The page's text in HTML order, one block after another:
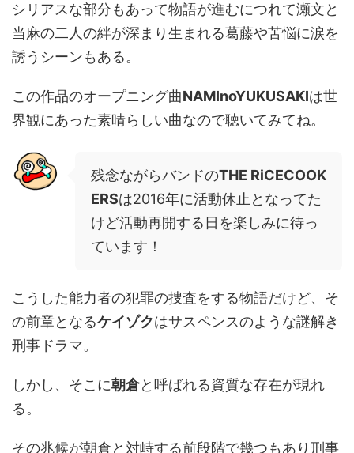
シリアスな部分もあって物語が進むにつれて瀬文と
当麻の二人の絆が深まり生まれる葛藤や苦悩に涙を
誘うシーンもある。
この作品のオープニング曲NAMInoYUKUSAKIは世
界観にあった素晴らしい曲なので聴いてみてね。
残念ながらバンドのTHE RiCECOOK
ERSは2016年に活動休止となってた
けど活動再開する日を楽しみに待っ
ています！
こうした能力者の犯罪の捜査をする物語だけど、そ
の前章となるケイゾクはサスペンスのような謎解き
刑事ドラマ。
しかし、そこに朝倉と呼ばれる資質な存在が現れ
る。
その兆候が朝倉と対峙する前段階で幾つもあり刑事